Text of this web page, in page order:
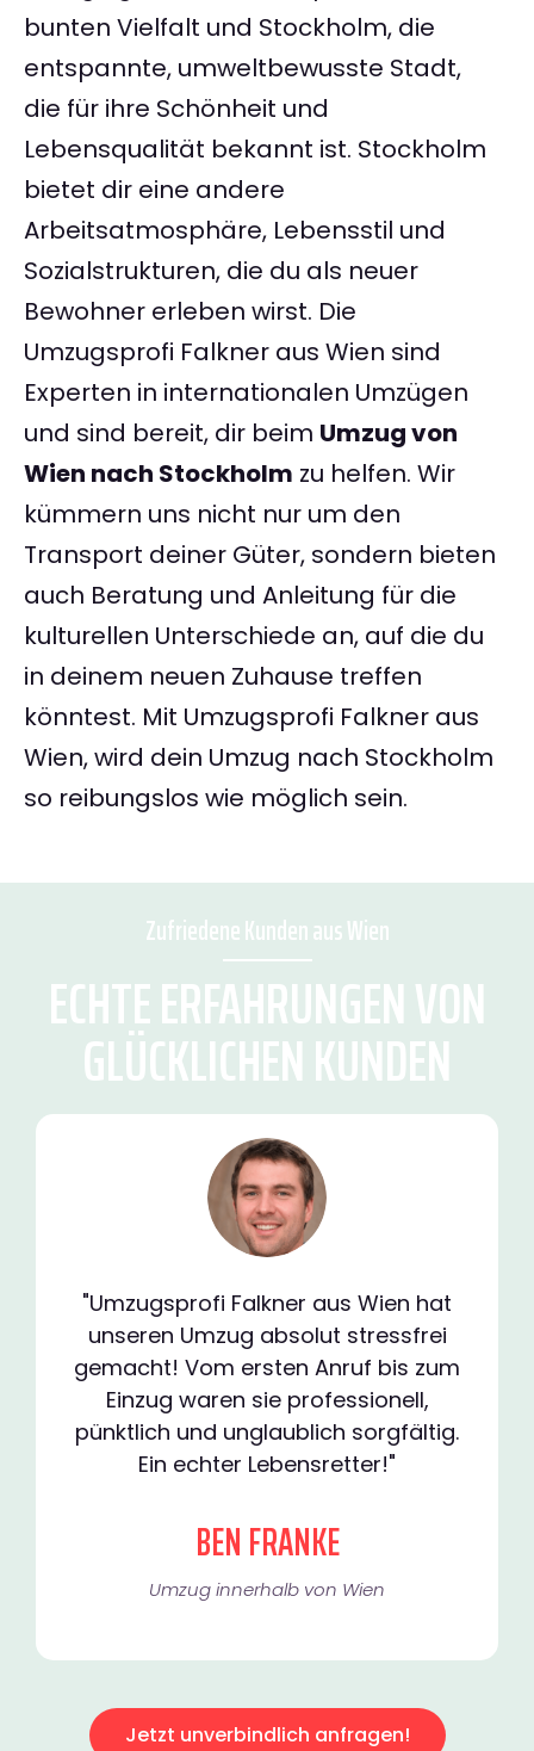
bunten Vielfalt und Stockholm, die
entspannte, umweltbewusste Stadt,
die für ihre Schönheit und
Lebensqualität bekannt ist. Stockholm
bietet dir eine andere
Arbeitsatmosphäre, Lebensstil und
Sozialstrukturen, die du als neuer
Bewohner erleben wirst. Die
Umzugsprofi Falkner aus Wien sind
Experten in internationalen Umzügen
und sind bereit, dir beim Umzug von
Wien nach Stockholm zu helfen. Wir
kümmern uns nicht nur um den
Transport deiner Güter, sondern bieten
auch Beratung und Anleitung für die
kulturellen Unterschiede an, auf die du
in deinem neuen Zuhause treffen
könntest. Mit Umzugsprofi Falkner aus
Wien, wird dein Umzug nach Stockholm
so reibungslos wie möglich sein.
Zufriedene Kunden aus Wien
ECHTE ERFAHRUNGEN VON
GLÜCKLICHEN KUNDEN
"Umzugsprofi Falkner aus Wien hat
unseren Umzug absolut stressfrei
gemacht! Vom ersten Anruf bis zum
Einzug waren sie professionell,
pünktlich und unglaublich sorgfältig.
Ein echter Lebensretter!"
BEN FRANKE
Umzug innerhalb von Wien​
Jetzt unverbindlich anfragen!